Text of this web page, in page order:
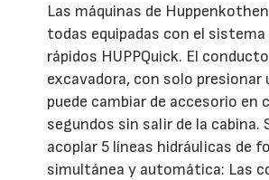
Las máquinas de
todas equipadas con el
rápidos HUPPQuick. El
excavadora, con solo presionar
puede cambiar de accesorio en
segundos sin salir de la cabina.
acoplar 5 líneas hidráulicas de
simultánea y automática: Las